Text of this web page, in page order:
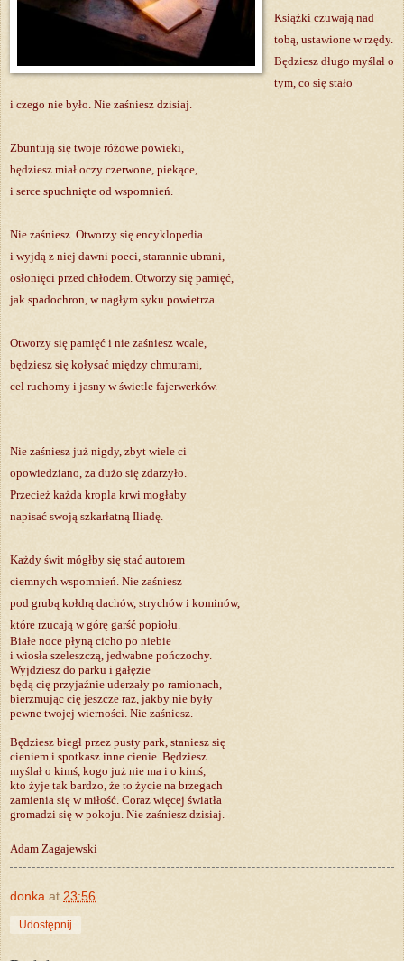
Książki czuwają nad
tobą, ustawione w rzędy.
Będziesz długo myślał o
tym, co się stało
i czego nie było. Nie zaśniesz dzisiaj.
Zbuntują się twoje różowe powieki,
będziesz miał oczy czerwone, piekące,
i serce spuchnięte od wspomnień.
Nie zaśniesz. Otworzy się encyklopedia
i wyjdą z niej dawni poeci, starannie ubrani,
osłonięci przed chłodem. Otworzy się pamięć,
jak spadochron, w nagłym syku powietrza.
Otworzy się pamięć i nie zaśniesz wcale,
będziesz się kołysać między chmurami,
cel ruchomy i jasny w świetle fajerwerków.
Nie zaśniesz już nigdy, zbyt wiele ci
opowiedziano, za dużo się zdarzyło.
Przecież każda kropla krwi mogłaby
napisać swoją szkarłatną Iliadę.
Każdy świt mógłby się stać autorem
ciemnych wspomnień. Nie zaśniesz
pod grubą kołdrą dachów, strychów i kominów,
które rzucają w górę garść popiołu.
Białe noce płyną cicho po niebie
i wiosła szeleszczą, jedwabne pończochy.
Wyjdziesz do parku i gałęzie
będą cię przyjaźnie uderzały po ramionach,
bierzmując cię jeszcze raz, jakby nie były
pewne twojej wierności. Nie zaśniesz.
Będziesz biegł przez pusty park, staniesz się
cieniem i spotkasz inne cienie. Będziesz
myślał o kimś, kogo już nie ma i o kimś,
kto żyje tak bardzo, że to życie na brzegach
zamienia się w miłość. Coraz więcej światła
gromadzi się w pokoju. Nie zaśniesz dzisiaj.
Adam Zagajewski
donka at 23:56
Udostępnij